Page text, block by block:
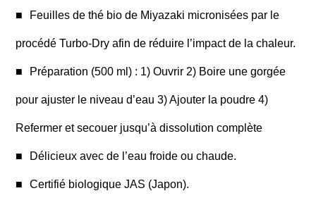
Feuilles de thé bio de Miyazaki micronisées par le
procédé Turbo-Dry afin de réduire l’impact de la chaleur.
Préparation (500 ml) : 1) Ouvrir 2) Boire une gorgée
pour ajuster le niveau d’eau 3) Ajouter la poudre 4)
Refermer et secouer jusqu’à dissolution complète
Délicieux avec de l’eau froide ou chaude.
Certifié biologique JAS (Japon).